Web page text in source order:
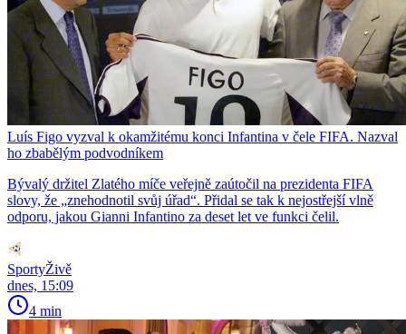
Luís Figo vyzval k okamžitému konci Infantina v čele FIFA. Nazval
ho zbabělým podvodníkem
Bývalý držitel Zlatého míče veřejně zaútočil na prezidenta FIFA
slovy, že „znehodnotil svůj úřad“. Přidal se tak k nejostřejší vlně
odporu, jakou Gianni Infantino za deset let ve funkci čelil.
SportyŽivě
dnes, 15:09
4 min